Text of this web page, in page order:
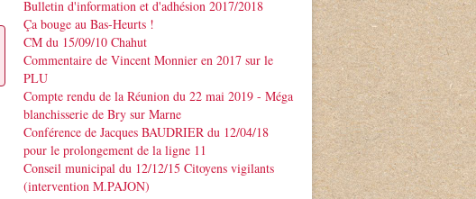
Bulletin d'information et d'adhésion 2017/2018
Ça bouge au Bas-Heurts !
CM du 15/09/10 Chahut
Commentaire de Vincent Monnier en 2017 sur le
PLU
Compte rendu de la Réunion du 22 mai 2019 - Méga
blanchisserie de Bry sur Marne
Conférence de Jacques BAUDRIER du 12/04/18
pour le prolongement de la ligne 11
Conseil municipal du 12/12/15 Citoyens vigilants
(intervention M.PAJON)